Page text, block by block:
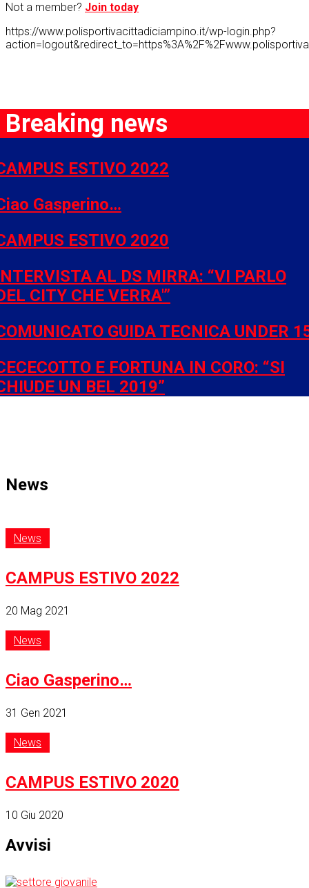
Not a member? Join today
https://www.polisportivacittadiciampino.it/wp-login.php?
Breaking news
ESTIVO 2022
Gasperino…
ESTIVO 2020
AL DS MIRRA: “VI PARLO
CITY CHE VERRA'”
GUIDA TECNICA UNDER
E FORTUNA IN CORO: “SI
UN BEL 2019”
News
News
CAMPUS ESTIVO 2022
20 Mag 2021
News
Ciao Gasperino…
31 Gen 2021
News
CAMPUS ESTIVO 2020
10 Giu 2020
Avvisi